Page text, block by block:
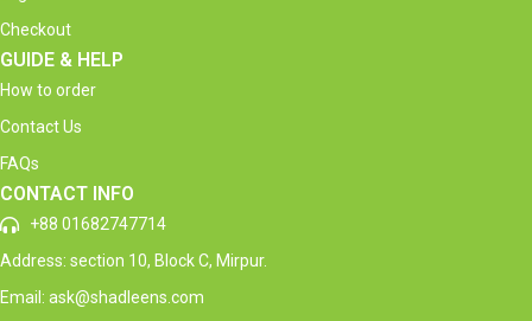
Checkout
GUIDE & HELP
How to order
Contact Us
FAQs
CONTACT INFO
+88 01682747714
Address: section 10, Block C, Mirpur.
Email: ask@shadleens.com